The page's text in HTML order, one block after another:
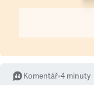
Komentář•4 minuty